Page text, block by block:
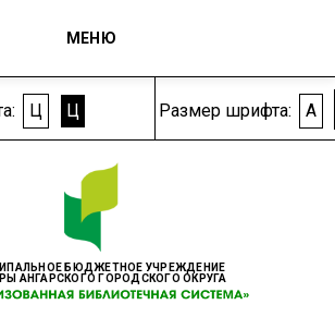
Ц Ц Размер шрифта: A
БЮДЖЕТНОЕ УЧРЕЖДЕНИЕ
АНГАРСКОГО ГОРОДСКОГО ОКРУГА
МЕНЮ